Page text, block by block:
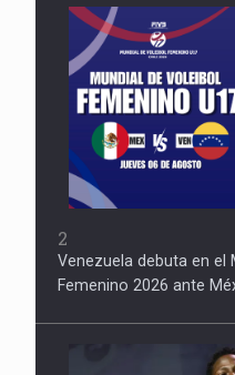
2
Venezuela debuta en el
Femenino 2026 ante